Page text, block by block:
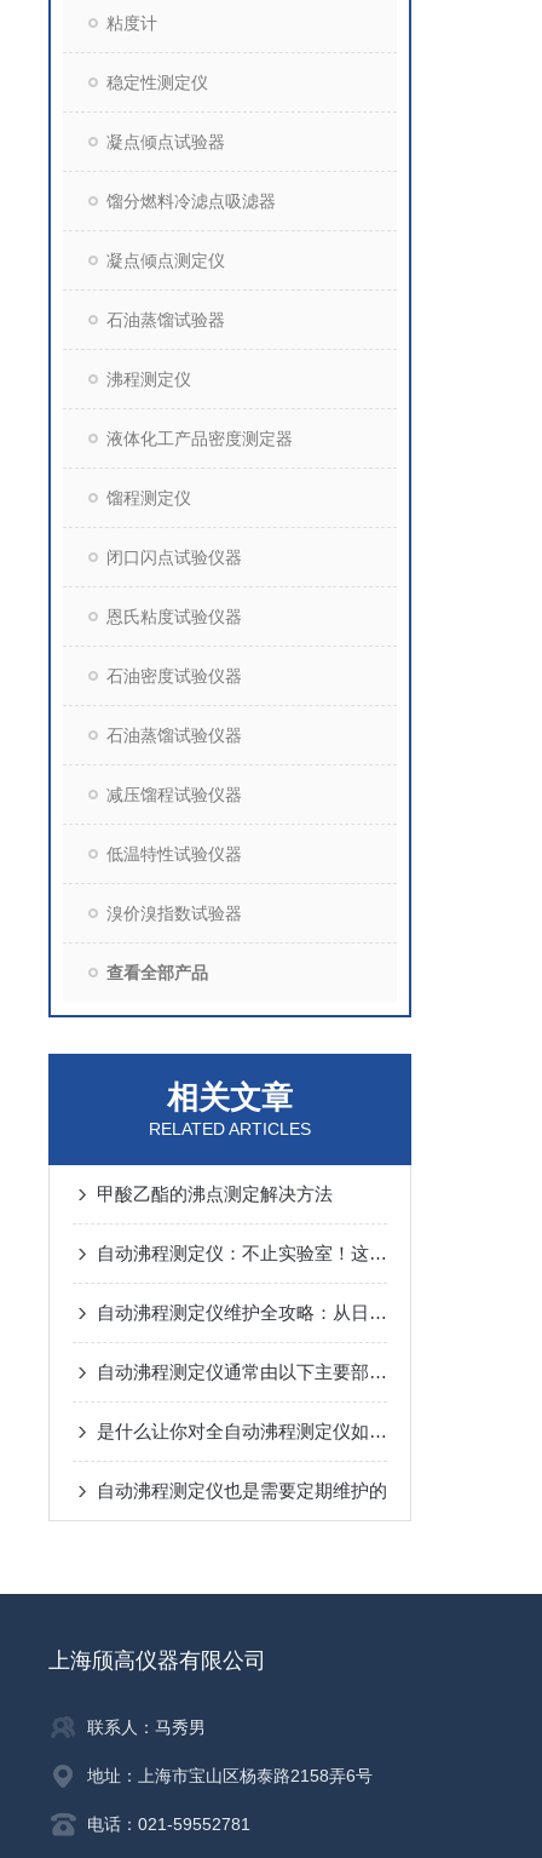
粘度计
稳定性测定仪
凝点倾点试验器
馏分燃料冷滤点吸滤器
凝点倾点测定仪
石油蒸馏试验器
沸程测定仪
液体化工产品密度测定器
馏程测定仪
闭口闪点试验仪器
恩氏粘度试验仪器
石油密度试验仪器
石油蒸馏试验仪器
减压馏程试验仪器
低温特性试验仪器
溴价溴指数试验器
查看全部产品
相关文章
RELATED ARTICLES
甲酸乙酯的沸点测定解决方法
自动沸程测定仪：不止实验室！这些关键领域都在用它“精准控温”
自动沸程测定仪维护全攻略：从日常养护到故障预防，一步到位！
自动沸程测定仪通常由以下主要部件组成
是什么让你对全自动沸程测定仪如此看好的
自动沸程测定仪也是需要定期维护的
上海颀高仪器有限公司
联系人：马秀男
地址：上海市宝山区杨泰路2158弄6号
电话：021-59552781